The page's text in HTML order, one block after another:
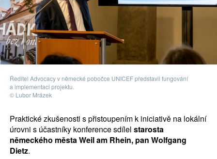
Ředitel Advocacy v německé pobočce UNICEF představil fungování
a implementaci projektu.
© Lubor Mrázek
Praktické zkušenosti s přistoupením k iniciativě na lokální
úrovni s účastníky konference sdílel starosta
německého města Weil am Rhein, pan Wolfgang
Dietz.